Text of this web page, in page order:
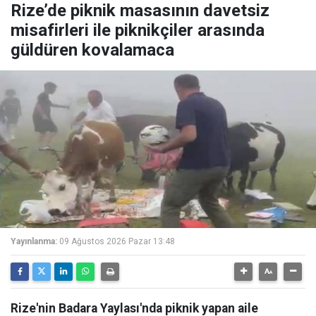
Rize’de piknik masasının davetsiz
misafirleri ile piknikçiler arasında
güldüren kovalamaca
Yayınlanma: 09 Ağustos 2026 Pazar 13:48
Rize'nin Badara Yaylası'nda piknik yapan aile